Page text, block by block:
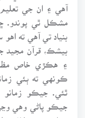
آهي ۽ ان جي تعليم
مشڪل ٿي پوندو.
بنياد تي آهي ته
بيشڪ، قرآن مجيد
۽ هڪڙي خاص
ڪونهي ته ٻئي
ٿئي. جيڪو زمانو
جيڪو پاڻي وهي
عمل ڪري خلافت